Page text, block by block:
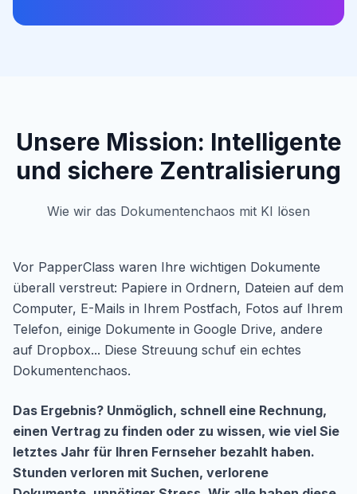
Unsere Mission: Intelligente
und sichere Zentralisierung
Wie wir das Dokumentenchaos mit KI lösen
Vor PapperClass waren Ihre wichtigen Dokumente
überall verstreut: Papiere in Ordnern, Dateien auf dem
Computer, E-Mails in Ihrem Postfach, Fotos auf Ihrem
Telefon, einige Dokumente in Google Drive, andere
auf Dropbox... Diese Streuung schuf ein echtes
Dokumentenchaos.
Das Ergebnis? Unmöglich, schnell eine Rechnung,
einen Vertrag zu finden oder zu wissen, wie viel Sie
letztes Jahr für Ihren Fernseher bezahlt haben.
Stunden verloren mit Suchen, verlorene